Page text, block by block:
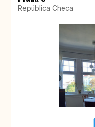
República Checa